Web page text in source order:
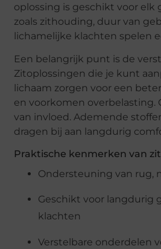
oplossing is geschikt voor elk
zoals zithouding, duur van
lichamelijke klachten spelen
Een belangrijk punt is de
Zitoplossingen die je kunt
lichaam zorgen voor een
en voorkomen overbelasting.
van invloed. Ademende
dragen bij aan langdurig
Praktische kenmerken van
Ondersteuning van rug,
Geschikt voor langdurig
klachten
Verstelbare onderdelen